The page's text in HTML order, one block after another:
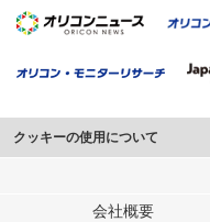
クッキーの使用について
このサイトでは Cookie を使用
行っています。会社概要